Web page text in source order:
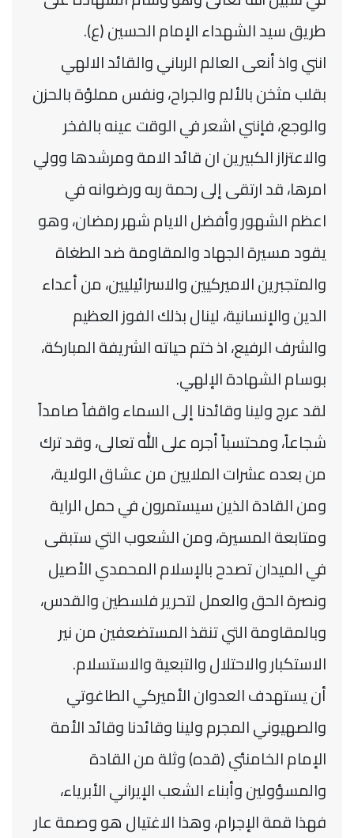
طريق سيد الشهداء الإمام الحسين (ع).‏
انني واذ أنعى العالم الرباني والقائد الالهي
بقلب مثخن بالألم والجراح، ونفس مملؤة بالحزن
والوجع، فإنني اشعر في الوقت ‏عينه بالفخر
والاعتزاز الكبيرين ان قائد الامة ومرشدها وولي
امرها، قد ارتقى إلى رحمة ربه ورضوانه في
اعظم الشهور ‏وأفضل الايام شهر رمضان، وهو
يقود مسيرة الجهاد والمقاومة ضد الطغاة
والمتجبرين الاميركيين والاسرائيليين، من أعداء
‏الدين والإنسانية، لينال بذلك الفوز العظيم
والشرف الرفيع، اذ ختم حياته الشريفة المباركة،
بوسام الشهادة الإلهي.‏
لقد عرج ولينا وقائدنا إلى السماء واقفاً صامداً
شجاعاً، ومحتسباً أجره على الله تعالى، وقد ترك
من بعده عشرات الملايين من ‏عشاق الولاية،
ومن القادة الذين سيستمرون في حمل الراية
ومتابعة المسيرة، ومن الشعوب التي ستبقى
في الميدان تصدح ‏بالإسلام المحمدي الأصيل
ونصرة الحق والعمل لتحرير فلسطين والقدس،
وبالمقاومة التي تنقذ المستضعفين من نير
‏الاستكبار والاحتلال والتبعية والاستسلام.‏
أن يستهدف العدوان الأميركي الطاغوتي
والصهيوني المجرم ولينا وقائدنا وقائد الأمة
الإمام الخامنئي (قده) وثلة من القادة
‏والمسؤولين وأبناء الشعب الإيراني الأبرياء،
فهذا قمة الإجرام، وهذا الاغتيال هو وصمة عار